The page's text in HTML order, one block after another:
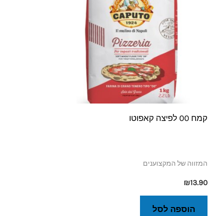
קמח 00 לפיצה קאפוטו
המזווה של המקצוענים
₪13.90
הוספה לסל